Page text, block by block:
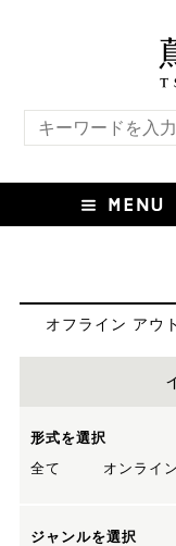
オフライン アウ
形式を選択
全て
オンライン
ジャンルを選択